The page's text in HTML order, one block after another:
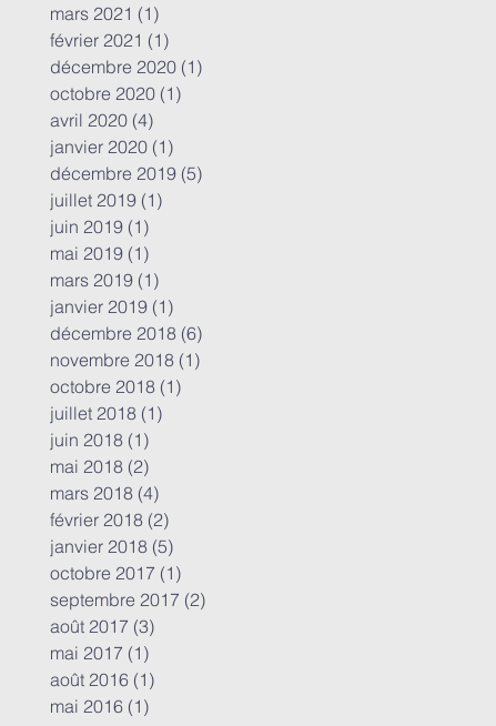
mars 2021 (1)
février 2021 (1)
décembre 2020 (1)
octobre 2020 (1)
avril 2020 (4)
janvier 2020 (1)
décembre 2019 (5)
juillet 2019 (1)
juin 2019 (1)
mai 2019 (1)
mars 2019 (1)
janvier 2019 (1)
décembre 2018 (6)
novembre 2018 (1)
octobre 2018 (1)
juillet 2018 (1)
juin 2018 (1)
mai 2018 (2)
mars 2018 (4)
février 2018 (2)
janvier 2018 (5)
octobre 2017 (1)
septembre 2017 (2)
août 2017 (3)
mai 2017 (1)
août 2016 (1)
mai 2016 (1)